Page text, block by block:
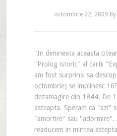
octombrie 22, 2009 By
"In dimineata aceasta
"Prolog istoric" al cartii
am fost surprinsi sa
octombrie) se implinesc
dezamagire din 1844. De
asteapta. Speram ca "azi"
"amortire" sau "adormire".
readucem in mintea